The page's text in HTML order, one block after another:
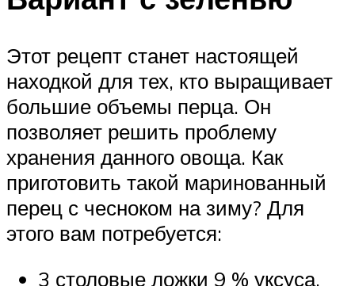
Этот рецепт станет настоящей
находкой для тех, кто выращивает
большие объемы перца. Он
позволяет решить проблему
хранения данного овоща. Как
приготовить такой маринованный
перец с чесноком на зиму? Для
этого вам потребуется:
3 столовые ложки 9 % уксуса.